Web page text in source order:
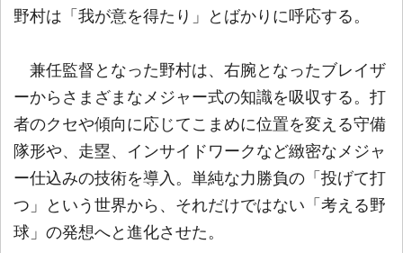
野村は「我が意を得たり」とばかりに呼応する。
兼任監督となった野村は、右腕となったブレイザ
ーからさまざまなメジャー式の知識を吸収する。打
者のクセや傾向に応じてこまめに位置を変える守備
隊形や、走塁、インサイドワークなど緻密なメジャ
ー仕込みの技術を導入。単純な力勝負の「投げて打
つ」という世界から、それだけではない「考える野
球」の発想へと進化させた。